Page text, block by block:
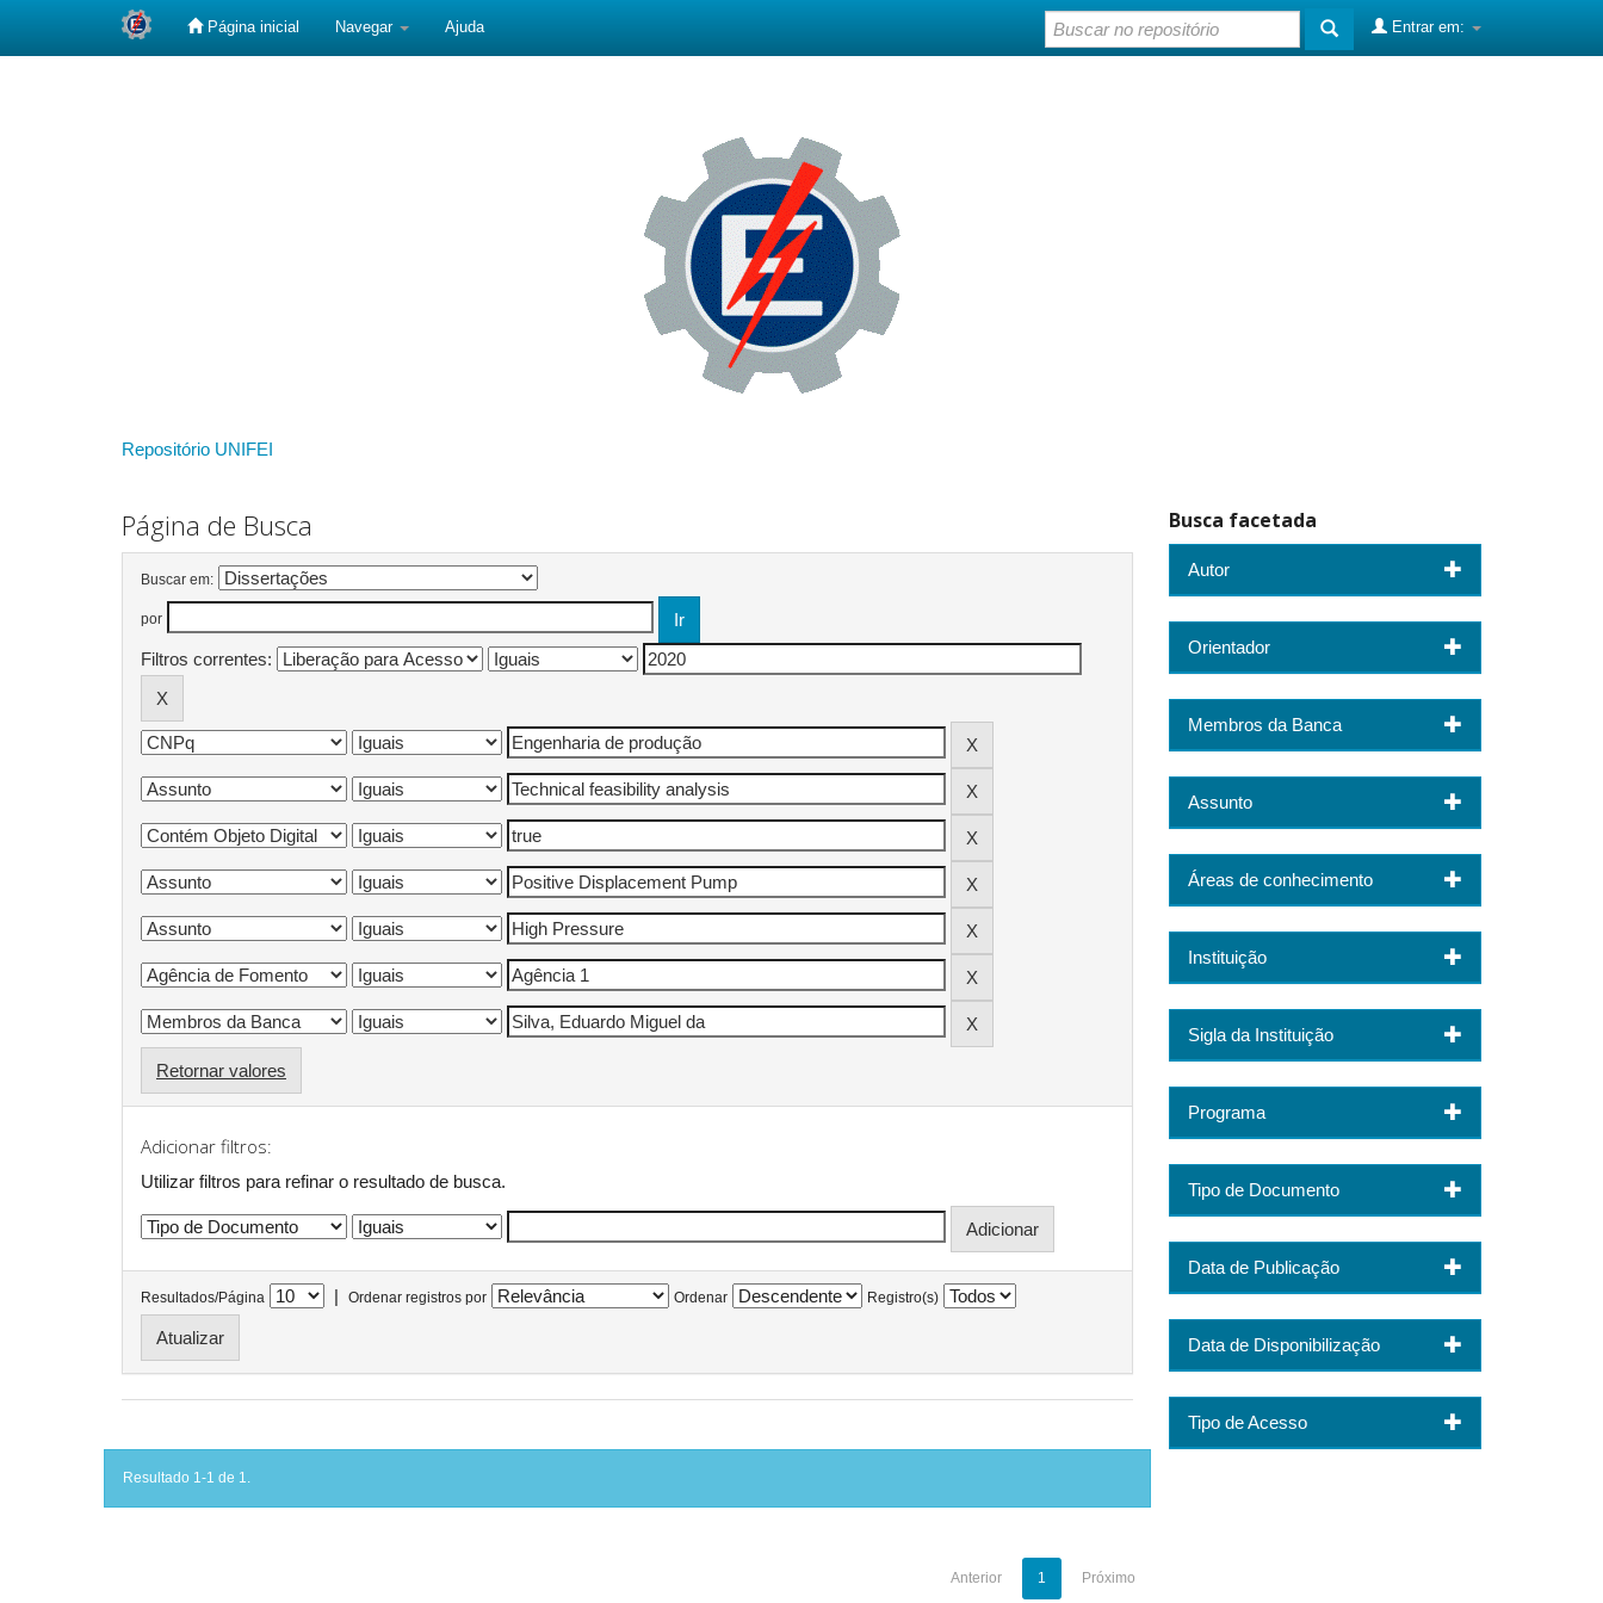
Página inicial Navegar Ajuda Entrar em:
Repositório UNIFEI
Página de Busca
Buscar em:
por
Filtros correntes:
Retornar valores
Adicionar filtros:
Utilizar filtros para refinar o resultado de busca.
Resultados/Página | Ordenar registros por Ordenar Registro(s)
Resultado 1-1 de 1.
Anterior 1 Próximo
Busca facetada
Autor
Orientador
Membros da Banca
Assunto
Áreas de conhecimento
Instituição
Sigla da Instituição
Programa
Tipo de Documento
Data de Publicação
Data de Disponibilização
Tipo de Acesso